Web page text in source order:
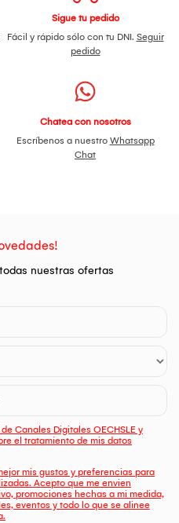
Sigue tu pedido
Fácil y rápido sólo con tu DNI. Seguir
pedido
Chatea con nosotros
Escríbenos a nuestro Whatsapp
Chat
nuestras ofertas
Canales Digitales OECHSLE y
el tratamiento de mis datos
mis gustos y preferencias para
Acepto que me envien
promociones hechas a mi medida,
eventos y todo lo que se alinee